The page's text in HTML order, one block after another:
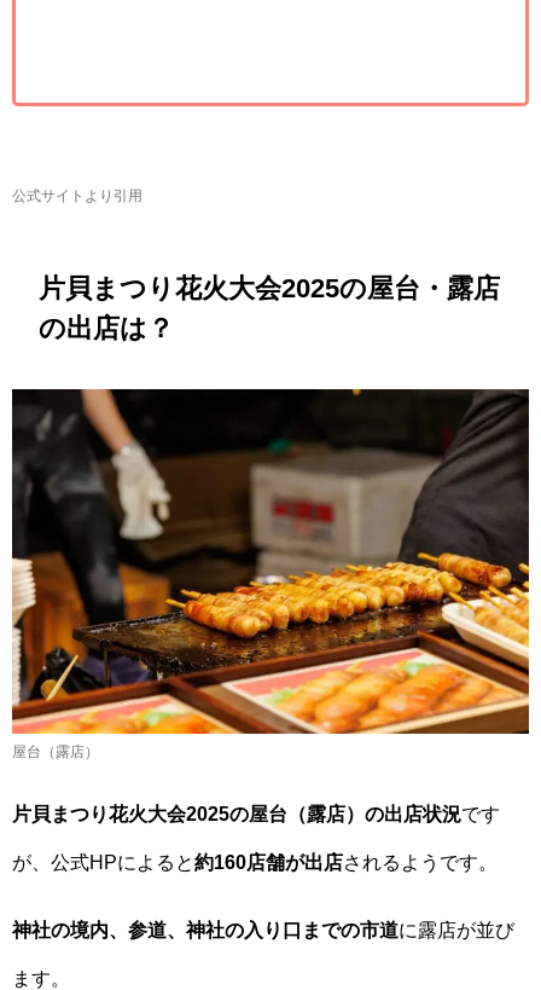
公式サイトより引用
片貝まつり花火大会2025の屋台・露店
の出店は？
屋台（露店）
片貝まつり花火大会2025の屋台（露店）の出店状況です
が、公式HPによると約160店舗が出店されるようです。
神社の境内、参道、神社の入り口までの市道に露店が並び
ます。